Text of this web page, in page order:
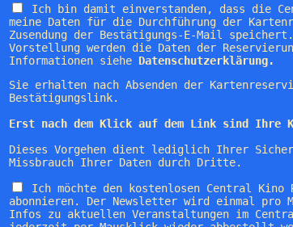
Ich bin damit einverstanden, dass die
meine Daten für die Durchführung der
Zusendung der Bestätigungs-E-Mail
Vorstellung werden die Daten der
Informationen siehe Datenschutzerklärung.
Sie erhalten nach Absenden der
Bestätigungslink.
Erst nach dem Klick auf dem Link sind Ihre
Dieses Vorgehen dient lediglich Ihrer
Missbrauch Ihrer Daten durch Dritte.
Ich möchte den kostenlosen Central
abonnieren. Der Newsletter wird einmal pro
Infos zu aktuellen Veranstaltungen im